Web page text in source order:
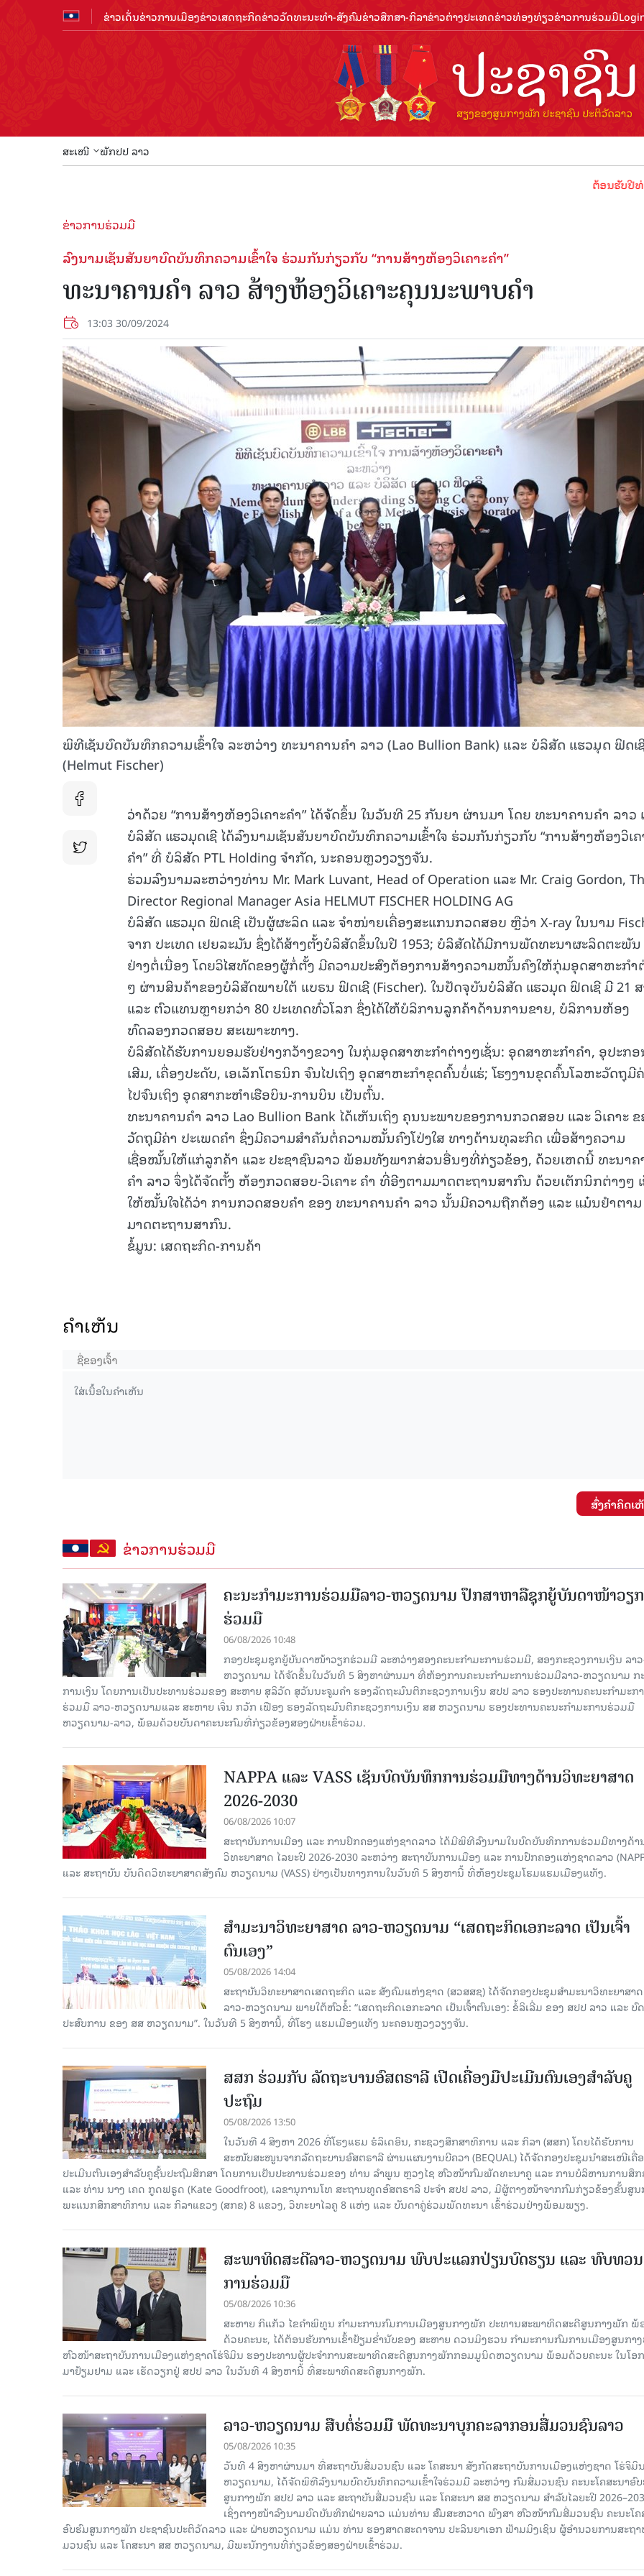
ຂ່າວເດັ່ນຂ່າວການເມືອງຂ່າວເສດຖະກິດຂ່າວວັດທະນະທຳ-ສັງຄົມຂ່າວສືກສາ-ກິລາຂ່າວຕ່າງປະເທດຂ່າວທ່ອງທ່ຽວຂ່າວການຮ່ວມມື
ສະເໜີ ພັກປປ ລາວ
ຕ້ອນຮັບປີທ່ອງທ່
ຂ່າວການຮ່ວມມື
ລົງນາມເຊັນສັນຍາບົດບັນທຶກຄວາມເຂົ້າໃຈ ຮ່ວມກັນກ່ຽວກັບ “ການສ້າງຫ້ອງວິເຄາະຄຳ”
ທະນາຄານຄຳ ລາວ ສ້າງຫ້ອງວິເຄາະຄຸນນະພາບຄຳ
13:03 30/09/2024
ພິທີເຊັນບົດບັນທຶກຄວາມເຂົ້າໃຈ ລະຫວ່າງ ທະນາຄານຄຳ ລາວ (Lao Bullion Bank) ແລະ ບໍລິສັດ ແຮວມຸດ ຟິດເ
(Helmut Fischer)
ວ່າດ້ວຍ “ການສ້າງຫ້ອງວິເຄາະຄຳ” ໄດ້ຈັດຂຶ້ນ ໃນວັນທີ 25 ກັນຍາ ຜ່ານມາ ໂດຍ ທະນາຄານຄຳ ລາວ
ບໍລິສັດ ແຮວມຸດເຊີ ໄດ້ລົງນາມເຊັນສັນຍາບົດບັນທຶກຄວາມເຂົ້າໃຈ ຮ່ວມກັນກ່ຽວກັບ “ການສ້າງຫ້ອງວິເຄ
ຄຳ” ທີ່ ບໍລິສັດ PTL Holding ຈຳກັດ, ນະຄອນຫຼວງວຽງຈັນ.
ຮ່ວມລົງນາມລະຫວ່າງທ່ານ Mr. Mark Luvant, Head of Operation ແລະ Mr. Craig Gordon,
Director Regional Manager Asia HELMUT FISCHER HOLDING AG
ບໍລິສັດ ແຮວມຸດ ຟິດເຊີ ເປັນຜູ້ຜະລິດ ແລະ ຈຳໜ່າຍເຄື່ອງສະແກນກວດສອບ ຫຼືວ່າ X-ray ໃນນາມ
ຈາກ ປະເທດ ເຢຍລະມັນ ຊຶ່ງໄດ້ສ້າງຕັ້ງບໍລິສັດຂຶ້ນໃນປີ 1953; ບໍລິສັດໄດ້ມີການພັດທະນາຜະລິດຕະພັ
ຢ່າງຕໍ່ເນື່ອງ ໂດຍວິໄສທັດຂອງຜູ້ກໍ່ຕັ້ງ ມີຄວາມປະສົງຕ້ອງການສ້າງຄວາມໜັ້ນຄົງໃຫ້ກຸ່ມອຸດສາຫະກຳ
ໆ ຜ່ານສິນຄ້າຂອງບໍລິສັດພາຍໃຕ້ ແບຣນ ຟິດເຊີ (Fischer). ໃນປັດຈຸບັນບໍລິສັດ ແຮວມຸດ ຟິດເຊີ ມີ 21
ແລະ ຕົວແທນຫຼາຍກວ່າ 80 ປະເທດທົ່ວໂລກ ຊຶ່ງໄດ້ໃຫ້ບໍລິການລູກຄ້າດ້ານການຂາຍ, ບໍລິການຫ້ອງ
ທົດລອງກວດສອບ ສະເພາະທາງ.
ບໍລິສັດໄດ້ຮັບການຍອມຮັບຢ່າງກວ້າງຂວາງ ໃນກຸ່ມອຸດສາຫະກໍາຕ່າງໆເຊັ່ນ: ອຸດສາຫະກໍາຄໍາ, ອຸປະກ
ເສີມ, ເຄື່ອງປະດັບ, ເອເລັກໂຕຣນິກ ຈົນໄປເຖິງ ອຸດສາຫະກໍາຂຸດຄົ້ນບໍ່ແຮ່; ໂຮງງານຂຸດຄົ້ນໂລຫະວັດຖຸມີ
ໄປຈົນເຖິງ ອຸດສາກະຫຳເຮືອບິນ-ການບິນ ເປັນຕົ້ນ.
ທະນາຄານຄຳ ລາວ Lao Bullion Bank ໄດ້ເຫັນເຖິງ ຄຸນນະພາບຂອງການກວດສອບ ແລະ ວິເຄາະ
ວັດຖຸມີຄ່າ ປະເພດຄຳ ຊຶ່ງມີຄວາມສຳຄັນຕໍ່ຄວາມໝັ້ນຄົງໂປ່ງໃສ ທາງດ້ານທຸລະກິດ ເພື່ອສ້າງຄວາມ
ເຊື່ອໝັ້ນໃຫ້ແກ່ລູກຄ້າ ແລະ ປະຊາຊົນລາວ ພ້ອມທັງພາກສ່ວນອື່ນໆທີ່ກ່ຽວຂ້ອງ, ດ້ວຍເຫດນີ້ ທະນາ
ຄຳ ລາວ ຈຶ່ງໄດ້ຈັດຕັ້ງ ຫ້ອງກວດສອບ-ວິເຄາະ ຄຳ ທີ່ອີງຕາມມາດຕະຖານສາກົນ ດ້ວຍເຕັກນິກຕ່າງໆ
ໃຫ້ໝັ້ນໃຈໄດ້ວ່າ ການກວດສອບຄຳ ຂອງ ທະນາຄານຄຳ ລາວ ນັ້ນມີຄວາມຖືກຕ້ອງ ແລະ ແມ໋ນຢຳຕາມ
ມາດຕະຖານສາກົນ.
ຂໍ້ມູນ: ເສດຖະກິດ-ການຄ້າ
ຄໍາເຫັນ
ສົ່ງຄໍາຄິດເ
ຂ່າວການຮ່ວມມື
ຄະນະກໍາມະການຮ່ວມມືລາວ-ຫວຽດນາມ ປຶກສາຫາລືຊຸກຍູ້ບັນດາໜ້າວຽກ
ຮ່ວມມື
06/08/2026 10:48
ກອງປະຊຸມຊຸກຍູ້ບັນດາໜ້າວຽກຮ່ວມມື ລະຫວ່າງສອງຄະນະກໍາມະການຮ່ວມມື, ສອງກະຊວງການເງິນ ລາ
ຫວຽດນາມ ໄດ້ຈັດຂຶ້ນໃນວັນທີ 5 ສິງຫາຜ່ານມາ ທີ່ຫ້ອງການຄະນະກໍາມະການຮ່ວມມືລາວ-ຫວຽດນາມ ກ
ການເງິນ ໂດຍການເປັນປະທານຮ່ວມຂອງ ສະຫາຍ ສຸລິວັດ ສຸວັນນະຈູມຄຳ ຮອງລັດຖະມົນຕີກະຊວງການເງິນ ສປປ ລາວ ຮອງປະທານຄະນະກໍາມະກ
ຮ່ວມມື ລາວ-ຫວຽດນາມແລະ ສະຫາຍ ເຈິ່ນ ກວັກ ເຟືອງ ຮອງລັດຖະມົນຕີກະຊວງການເງິນ ສສ ຫວຽດນາມ ຮອງປະທານຄະນະກໍາມະການຮ່ວມມື
ຫວຽດນາມ-ລາວ, ພ້ອມດ້ວຍບັນດາຄະນະກົມທີ່ກ່ຽວຂ້ອງສອງຝ່າຍເຂົ້າຮ່ວມ.
NAPPA ແລະ VASS ເຊັນບົດບັນທຶກການຮ່ວມມືທາງດ້ານວິທະຍາສາດ
2026-2030
06/08/2026 10:07
ສະຖາບັນການເມືອງ ແລະ ການປົກຄອງແຫ່ງຊາດລາວ ໄດ້ມີພິທີລົງນາມໃນບົດບັນທຶກການຮ່ວມມືທາງດ້າ
ວິທະຍາສາດ ໄລຍະປີ 2026-2030 ລະຫວ່າງ ສະຖາບັນການເມືອງ ແລະ ການປົກຄອງແຫ່ງຊາດລາວ
ແລະ ສະຖາບັນ ບັນດິດວິທະຍາສາດສັງຄົມ ຫວຽດນາມ (VASS) ຢ່າງເປັນທາງການໃນວັນທີ 5 ສິງຫານີ້ ທີ່ຫ້ອງປະຊຸມໂຮມແຮມເມືອງແທັງ.
ສຳມະນາວິທະຍາສາດ ລາວ-ຫວຽດນາມ “ເສດຖະກິດເອກະລາດ ເປັນເຈົ້າ
ຕົນເອງ”
05/08/2026 14:04
ສະຖາບັນວິທະຍາສາດເສດຖະກິດ ແລະ ສັງຄົມແຫ່ງຊາດ (ສວສສຊ) ໄດ້ຈັດກອງປະຊຸມສຳມະນາວິທະຍາສາດ
ລາວ-ຫວຽດນາມ ພາຍໃຕ້ຫົວຂໍ້: “ເສດຖະກິດເອກະລາດ ເປັນເຈົ້າຕົນເອງ: ຂໍ້ລິເລີ່ມ ຂອງ ສປປ ລາວ ແລະ ບົ
ປະສົບການ ຂອງ ສສ ຫວຽດນາມ”. ໃນວັນທີ 5 ສິງຫານີ້, ທີ່ໂຮງ ແຮມເມືອງແທັງ ນະຄອນຫຼວງວຽງຈັນ.
ສສກ ຮ່ວມກັບ ລັດຖະບານອົສຕຣາລີ ເປີດເຄື່ອງມືປະເມີນຕົນເອງສຳລັບຄູ
ປະຖົມ
05/08/2026 13:50
ໃນວັນທີ 4 ສິງຫາ 2026 ທີ່ໂຮງແຮມ ຮໍລິເດອິນ, ກະຊວງສຶກສາທິການ ແລະ ກິລາ (ສສກ) ໂດຍໄດ້ຮັບການ
ສະໜັບສະໜູນຈາກລັດຖະບານອົສຕຣາລີ ຜ່ານແຜນງານບີຄວາ (BEQUAL) ໄດ້ຈັດກອງປະຊຸມນຳສະເໜີເຄື່
ປະເມີນຕົນເອງສຳລັບຄູຊັ້ນປະຖົມສຶກສາ ໂດຍການເປັນປະທານຮ່ວມຂອງ ທ່ານ ລຳພູນ ຫຼວງໄຊ ຫົວໜ້າກົມພັດທະນາຄູ ແລະ ການບໍລິຫານການສຶກ
ແລະ ທ່ານ ນາງ ເຄດ ກູດຟຣູດ (Kate Goodfroot), ເລຂານຸການໂທ ສະຖານທູດອົສຕຣາລີ ປະຈຳ ສປປ ລາວ, ມີຜູ້ຕາງໜ້າຈາກກົມກ່ຽວຂ້ອງຂັ້ນສູນ
ພະແນກສຶກສາທິການ ແລະ ກິລາແຂວງ (ສກຂ) 8 ແຂວງ, ວິທະຍາໄລຄູ 8 ແຫ່ງ ແລະ ບັນດາຄູ່ຮ່ວມພັດທະນາ ເຂົ້າຮ່ວມຢ່າງພ້ອມພຽງ.
ສະພາທິດສະດີລາວ-ຫວຽດນາມ ພົບປະແລກປ່ຽນບົດຮຽນ ແລະ ທົບທວນ
ການຮ່ວມມື
05/08/2026 10:36
ສະຫາຍ ກິແກ້ວ ໄຂຄໍາພິທູນ ກໍາມະການກົມການເມືອງສູນກາງພັກ ປະທານສະພາທິດສະດີສູນກາງພັກ ພ້
ດ້ວຍຄະນະ, ໄດ້ຕ້ອນຮັບການເຂົ້າຢ້ຽມຂໍ່ານັບຂອງ ສະຫາຍ ດວນມິງຮວນ ກໍາມະການກົມການເມືອງສູນກາ
ຫົວໜ້າສະຖາບັນການເມືອງແຫ່ງຊາດໂຮ່ຈິມິນ ຮອງປະທານຜູ້ປະຈໍາການສະພາທິດສະດີສູນກາງພັກກອມມູນິດຫວຽດນາມ ພ້ອມດ້ວຍຄະນະ ໃນໂອ
ມາຢ້ຽມຢາມ ແລະ ເຮັດວຽກຢູ່ ສປປ ລາວ ໃນວັນທີ 4 ສິງຫານີ້ ທີ່ສະພາທິດສະດີສູນກາງພັກ.
ລາວ-ຫວຽດ​ນາມ ສືບ​ຕໍ່​ຮ່ວມ​ມື ພັດທະນາບຸກຄະລາກອນສື່ມວນຊົນລາວ
05/08/2026 10:35
ວັນທີ 4 ສິງຫາຜ່ານ​ມາ ທີ່ສະຖາບັນສື່ມວນຊົນ ແລະ ໂຄສະນາ ສັງກັດສະຖາບັນການເມືອງແຫ່ງຊາດ ໂຮ່ຈິມິ
ຫວຽດນາມ, ໄດ້ຈັດພິທີລົງນາມບົດບັນທຶກຄວາມເຂົ້າໃຈຮ່ວມມື ລະຫວ່າງ ກົມສື່ມວນຊົນ ຄະນະໂຄສະນາອົ
ສູນກາງພັກ ສປປ ລາວ ແລະ ສະຖາບັນສື່ມວນຊົນ ແລະ ໂຄສະນາ ສສ ຫວຽດນາມ ສໍາລັບໄລຍະປີ
ເຊິ່ງຕາງໜ້າລົງນາມບົດບັນທຶກຝ່າຍລາວ ແມ່ນທ່ານ ສົົມສະຫວາດ ພົງສາ ຫົວໜ້າກົມສື່ມວນຊົນ ຄະນະໂຄ
ອົບຮົມສູນກາງພັກ ປະຊາຊົນປະຕິວັດລາວ ແລະ ຝ່າຍຫວຽດນາມ ແມ່ນ ທ່ານ ຮອງສາດສະດາຈານ ປະລິນຍາເອກ ຟ້າມມິງເຊິນ ຜູ້ອໍານວຍການສະຖ
ມວນຊົນ ແລະ ໂຄສະນາ ສສ ຫວຽດນາມ, ມີ​ພະ​ນັກ​ງານ​ທີ່ກ່ຽວຂ້ອງສອງຝ່າຍເຂົ້າຮ່ວມ.